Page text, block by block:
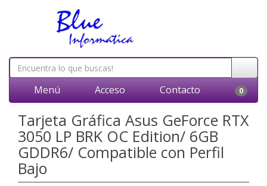
Menú Acceso Contacto 0
Tarjeta Gráfica Asus GeForce RTX
3050 LP BRK OC Edition/ 6GB
GDDR6/ Compatible con Perfil
Bajo